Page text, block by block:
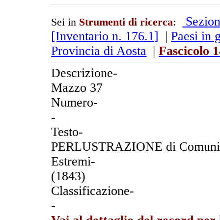
Sei in Strumenti di ricerca:
[Inventario n. 176.1] |Paesi in
Provincia di Aosta |Fascicolo
Descrizione-
Mazzo 37
Numero-
-
Testo-
PERLUSTRAZIONE di
Estremi-
(1843)
Classificazione-
-